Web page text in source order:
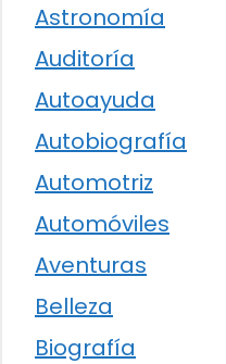
Astronomía
Auditoría
Autoayuda
Autobiografía
Automotriz
Automóviles
Aventuras
Belleza
Biografía